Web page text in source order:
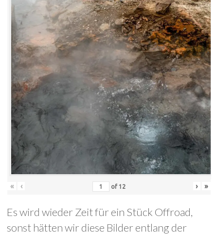
« ‹ of 12 › »
Es wird wieder Zeit für ein Stück Offroad,
sonst hätten wir diese Bilder entlang der